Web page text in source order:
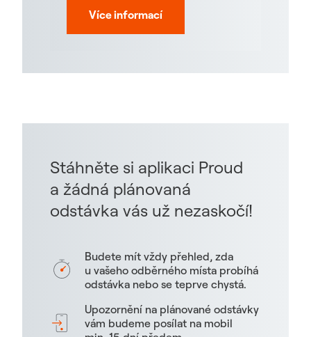
Více informací
Stáhněte si aplikaci Proud
a žádná plánovaná
odstávka vás už nezaskočí!
Budete mít vždy přehled, zda
u vašeho odběrného místa probíhá
odstávka nebo se teprve chystá.
Upozornění na plánované odstávky
vám budeme posílat na mobil